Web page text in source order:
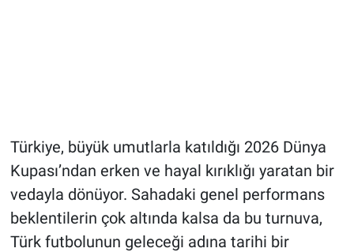
Türkiye, büyük umutlarla katıldığı 2026 Dünya
Kupası’ndan erken ve hayal kırıklığı yaratan bir
vedayla dönüyor. Sahadaki genel performans
beklentilerin çok altında kalsa da bu turnuva,
Türk futbolunun geleceği adına tarihi bir